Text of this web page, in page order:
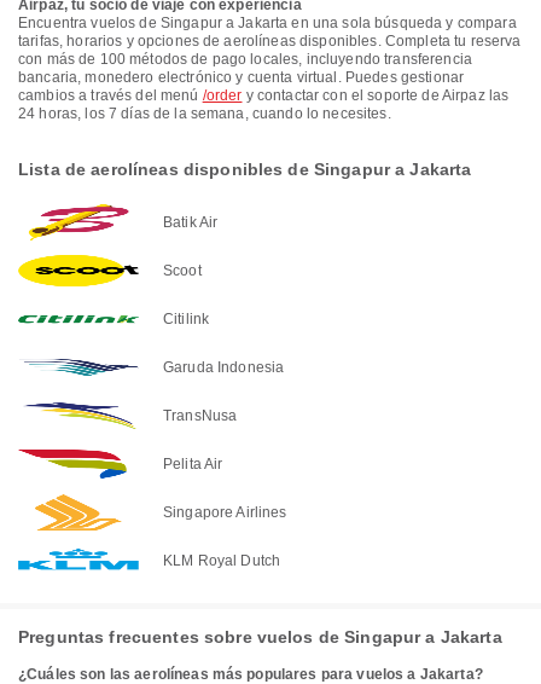
Airpaz, tu socio de viaje con experiencia
Encuentra vuelos de Singapur a Jakarta en una sola búsqueda y compara
tarifas, horarios y opciones de aerolíneas disponibles. Completa tu reserva
con más de 100 métodos de pago locales, incluyendo transferencia
bancaria, monedero electrónico y cuenta virtual. Puedes gestionar
cambios a través del menú /order y contactar con el soporte de Airpaz las
24 horas, los 7 días de la semana, cuando lo necesites.
Lista de aerolíneas disponibles de Singapur a Jakarta
Batik Air
Scoot
Citilink
Garuda Indonesia
TransNusa
Pelita Air
Singapore Airlines
KLM Royal Dutch
Preguntas frecuentes sobre vuelos de Singapur a Jakarta
¿Cuáles son las aerolíneas más populares para vuelos a Jakarta?